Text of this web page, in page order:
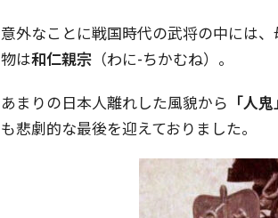
意外なことに戦国時代の武将の中には
物は和仁親宗 （わに-ちかむね）。
あまりの日本人離れした風貌から 「人鬼」
も悲劇的な最後を迎えておりました。